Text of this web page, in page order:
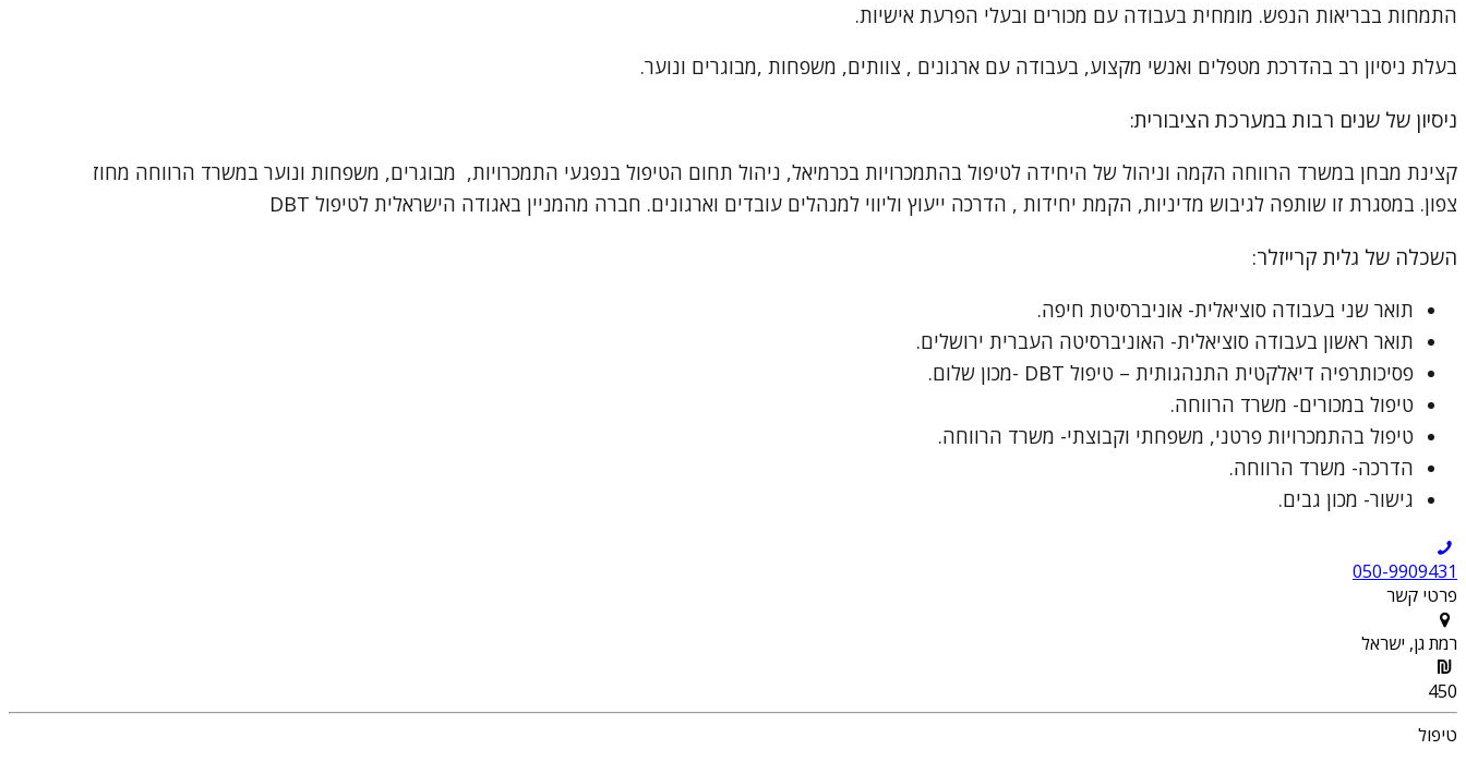
התמחות בבריאות הנפש. מומחית בעבודה עם מכורים ובעלי הפרעת אישיות.
בעלת ניסיון רב בהדרכת מטפלים ואנשי מקצוע, בעבודה עם ארגונים , צוותים, משפחות ,מבוגרים ונוער.
ניסיון של שנים רבות במערכת הציבורית:
קצינת מבחן במשרד הרווחה הקמה וניהול של היחידה לטיפול בהתמכרויות בכרמיאל, ניהול תחום הטיפול בנפגעי התמכרויות, מבוגרים, משפחות ונוער במשרד הרווחה מחוז
צפון. במסגרת זו שותפה לגיבוש מדיניות, הקמת יחידות , הדרכה ייעוץ וליווי למנהלים עובדים וארגונים. חברה מהמניין באגודה הישראלית לטיפול DBT
השכלה של גלית קרייזלר:
תואר שני בעבודה סוציאלית- אוניברסיטת חיפה.
תואר ראשון בעבודה סוציאלית- האוניברסיטה העברית ירושלים.
פסיכותרפיה דיאלקטית התנהגותית – טיפול DBT -מכון שלום.
טיפול במכורים- משרד הרווחה.
טיפול בהתמכרויות פרטני, משפחתי וקבוצתי- משרד הרווחה.
הדרכה- משרד הרווחה.
גישור- מכון גבים.
050-9909431
פרטי קשר
רמת גן, ישראל
450
טיפול